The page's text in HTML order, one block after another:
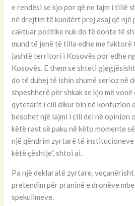
e rendësi se kjo por që ne lajm i tillë
në drejtim të kundërt prej asaj që një
caktuar politike nuk do të donte të
mund të jenë të tilla edhe me faktorë
jashtë territori i Kosovës por edhe
Kosovës. E them se shteti
do të duhej të ishin shumë serioz në
shpeshherë për shkak se kjo më vonë
qytetarit i cili dikur bin në konfuzion
besohet një lajmi i cili del në opinion
këtë rast së paku në këto momente
një qëndrim zyrtarë të institucioneve
këtë çështje”, shtoi ai.
Pa një deklaratë zyrtare,
pretendim për praninë e dronëve
spekulimeve.